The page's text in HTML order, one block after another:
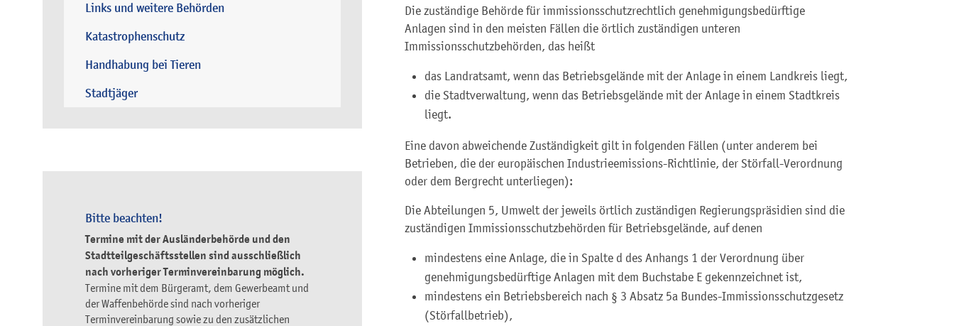
Links und weitere Behörden
Katastrophenschutz
Handhabung bei Tieren
Stadtjäger
Bitte beachten!
Termine mit der Ausländerbehörde und den
Stadtteilgeschäftsstellen sind ausschließlich
nach vorheriger Terminvereinbarung möglich.
Termine mit dem Bürgeramt, dem Gewerbeamt und
der Waffenbehörde sind nach vorheriger
Terminvereinbarung sowie zu den zusätzlichen
Die zuständige Behörde für immissionsschutzrechtlich genehmigungsbedürftige
Anlagen sind in den meisten Fällen die örtlich zuständigen unteren
Immissionsschutzbehörden, das heißt
das Landratsamt, wenn das Betriebsgelände mit der Anlage in einem Landkreis liegt,
die Stadtverwaltung, wenn das Betriebsgelände mit der Anlage in einem Stadtkreis
liegt.
Eine davon abweichende Zuständigkeit gilt in folgenden Fällen (unter anderem bei
Betrieben, die der europäischen Industrieemissions-Richtlinie, der Störfall-Verordnung
oder dem Bergrecht unterliegen):
Die Abteilungen 5, Umwelt der jeweils örtlich zuständigen Regierungspräsidien sind die
zuständigen Immissionsschutzbehörden für Betriebsgelände, auf denen
mindestens eine Anlage, die in Spalte d des Anhangs 1 der Verordnung über
genehmigungsbedürftige Anlagen mit dem Buchstabe E gekennzeichnet ist,
mindestens ein Betriebsbereich nach § 3 Absatz 5a Bundes-Immissionsschutzgesetz
(Störfallbetrieb),